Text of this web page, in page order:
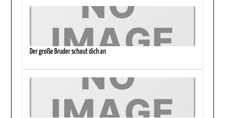
Der große Bruder schaut dich an